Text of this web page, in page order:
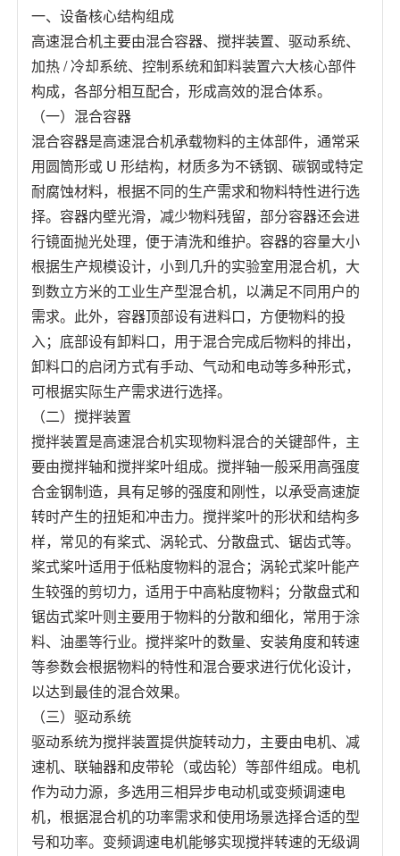
一、设备核心结构组成
高速混合机主要由混合容器、搅拌装置、驱动系统、
加热 / 冷却系统、控制系统和卸料装置六大核心部件
构成，各部分相互配合，形成高效的混合体系。
（一）混合容器
混合容器是高速混合机承载物料的主体部件，通常采
用圆筒形或 U 形结构，材质多为不锈钢、碳钢或特定
耐腐蚀材料，根据不同的生产需求和物料特性进行选
择。容器内壁光滑，减少物料残留，部分容器还会进
行镜面抛光处理，便于清洗和维护。容器的容量大小
根据生产规模设计，小到几升的实验室用混合机，大
到数立方米的工业生产型混合机，以满足不同用户的
需求。此外，容器顶部设有进料口，方便物料的投
入；底部设有卸料口，用于混合完成后物料的排出，
卸料口的启闭方式有手动、气动和电动等多种形式，
可根据实际生产需求进行选择。
（二）搅拌装置
搅拌装置是高速混合机实现物料混合的关键部件，主
要由搅拌轴和搅拌桨叶组成。搅拌轴一般采用高强度
合金钢制造，具有足够的强度和刚性，以承受高速旋
转时产生的扭矩和冲击力。搅拌桨叶的形状和结构多
样，常见的有桨式、涡轮式、分散盘式、锯齿式等。
桨式桨叶适用于低粘度物料的混合；涡轮式桨叶能产
生较强的剪切力，适用于中高粘度物料；分散盘式和
锯齿式桨叶则主要用于物料的分散和细化，常用于涂
料、油墨等行业。搅拌桨叶的数量、安装角度和转速
等参数会根据物料的特性和混合要求进行优化设计，
以达到最佳的混合效果。
（三）驱动系统
驱动系统为搅拌装置提供旋转动力，主要由电机、减
速机、联轴器和皮带轮（或齿轮）等部件组成。电机
作为动力源，多选用三相异步电动机或变频调速电
机，根据混合机的功率需求和使用场景选择合适的型
号和功率。变频调速电机能够实现搅拌转速的无级调